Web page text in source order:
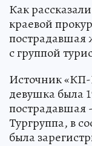
Как
краевой
с группой
Источник
девушка была
пострадавшая
Тургруппа, в
была